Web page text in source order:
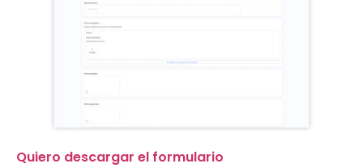
Quiero descargar el formulario